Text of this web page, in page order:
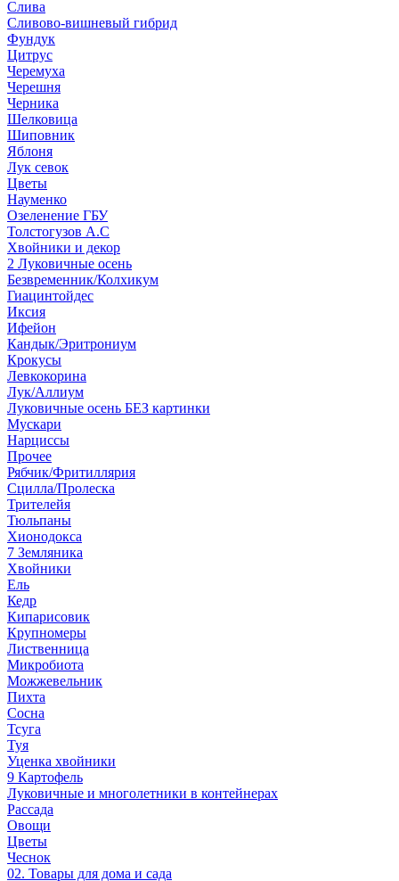
Слива
Сливово-вишневый гибрид
Фундук
Цитрус
Черемуха
Черешня
Черника
Шелковица
Шиповник
Яблоня
Лук севок
Цветы
Науменко
Озеленение ГБУ
Толстогузов А.С
Хвойники и декор
2 Луковичные осень
Безвременник/Колхикум
Гиацинтойдес
Иксия
Ифейон
Кандык/Эритрониум
Крокусы
Левкокорина
Лук/Аллиум
Луковичные осень БЕЗ картинки
Мускари
Нарциссы
Прочее
Рябчик/Фритиллярия
Сцилла/Пролеска
Трителейя
Тюльпаны
Хионодокса
7 Земляника
Хвойники
Ель
Кедр
Кипарисовик
Крупномеры
Лиственница
Микробиота
Можжевельник
Пихта
Сосна
Тсуга
Туя
Уценка хвойники
9 Картофель
Луковичные и многолетники в контейнерах
Рассада
Овощи
Цветы
Чеснок
02. Товары для дома и сада